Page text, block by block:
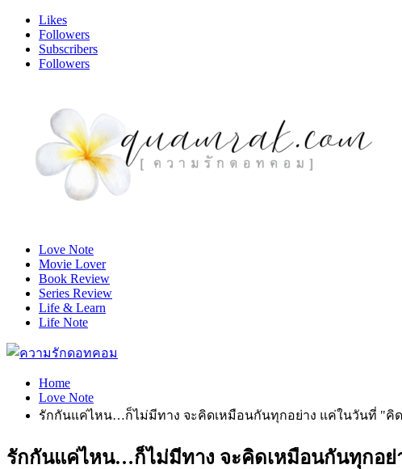
Likes
Followers
Subscribers
Followers
Love Note
Movie Lover
Book Review
Series Review
Life & Learn
Life Note
Home
Love Note
รักกันแค่ไหน…ก็ไม่มีทาง จะคิดเหมือนกันทุกอย่าง แค่ในวันที่ "คิ
รักกันแค่ไหน…ก็ไม่มีทาง จะคิดเหมือนกันทุกอ